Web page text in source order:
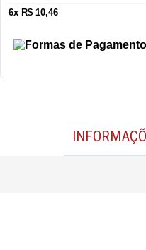
6x R$ 10,46